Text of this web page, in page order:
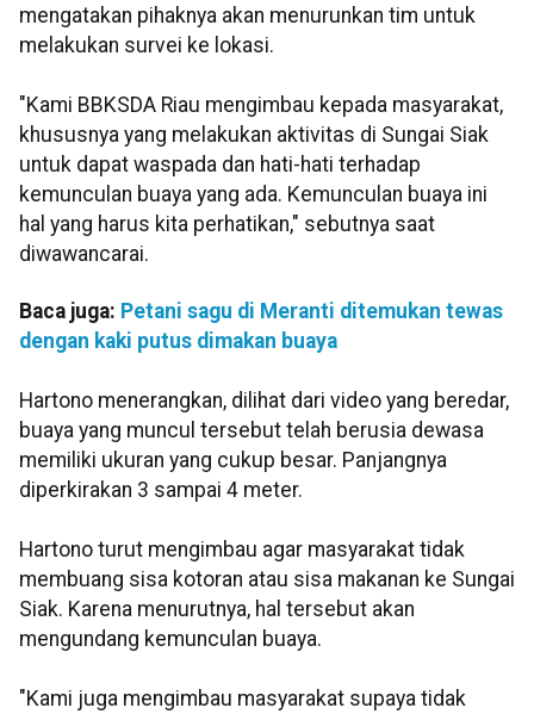
mengatakan pihaknya akan menurunkan tim untuk
melakukan survei ke lokasi.
"Kami BBKSDA Riau mengimbau kepada masyarakat,
khususnya yang melakukan aktivitas di Sungai Siak
untuk dapat waspada dan hati-hati terhadap
kemunculan buaya yang ada. Kemunculan buaya ini
hal yang harus kita perhatikan," sebutnya saat
diwawancarai.
Baca juga: Petani sagu di Meranti ditemukan tewas
dengan kaki putus dimakan buaya
Hartono menerangkan, dilihat dari video yang beredar,
buaya yang muncul tersebut telah berusia dewasa
memiliki ukuran yang cukup besar. Panjangnya
diperkirakan 3 sampai 4 meter.
Hartono turut mengimbau agar masyarakat tidak
membuang sisa kotoran atau sisa makanan ke Sungai
Siak. Karena menurutnya, hal tersebut akan
mengundang kemunculan buaya.
"Kami juga mengimbau masyarakat supaya tidak